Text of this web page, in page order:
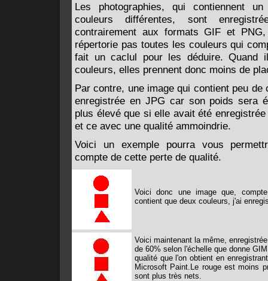
Les photographies, qui contiennent
couleurs différentes, sont
contrairement aux formats GIF et
répertorie pas toutes les couleurs qui
fait un caclul pour les déduire. Quand
couleurs, elles prennent donc moins de
Par contre, une image qui contient peu de
enregistrée en JPG car son poids sera
plus élevé que si elle avait été
et ce avec une qualité ammoindrie.
Voici un exemple pourra vous
compte de cette perte de qualité.
Voici donc une image que,
contient que deux couleurs, j'ai
Voici maintenant la même,
de 60% selon l'échelle que donne
qualité que l'on obtient en
Microsoft Paint.Le rouge est moins
sont plus très nets.